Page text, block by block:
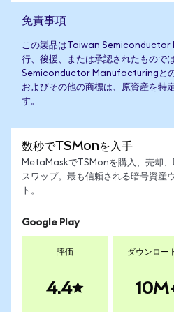
免責事項
この製品はTaiwan
行、後援、または承認されたもので
Semiconductor Manufacturingとの
およびその他の商標は、原資産を特
す。
数秒でTSMonを入手
MetaMaskでTSMonを購入、売却、
スワップ。最も信頼される暗号資産
ト。
Google Play
評価
4.4
ダウンロー